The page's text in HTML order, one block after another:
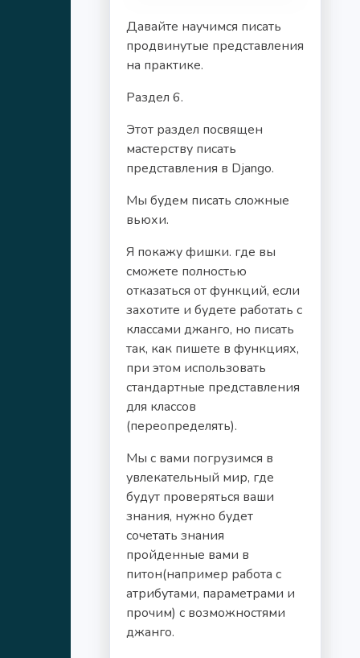
Давайте научимся писать
продвинутые представления
на практике.
Раздел 6.
Этот раздел посвящен
мастерству писать
представления в Django.
Мы будем писать сложные
вьюхи.
Я покажу фишки. где вы
сможете полностью
отказаться от функций, если
захотите и будете работать с
классами джанго, но писать
так, как пишете в функциях,
при этом использовать
стандартные представления
для классов
(переопределять).
Мы с вами погрузимся в
увлекательный мир, где
будут проверяться ваши
знания, нужно будет
сочетать знания
пройденные вами в
питон(например работа с
атрибутами, параметрами и
прочим) с возможностями
джанго.